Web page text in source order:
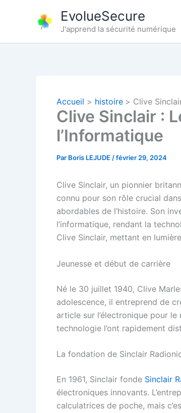
EvolueSecure
J'apprend la sécurité numérique
Accueil histoire Clive
Clive Sinclair :
l’Informatique
Par Boris LEJUDE /février 29, 2024
Clive Sinclair, un pionnier
connu pour son rôle crucial
abordables de l’histoire. Son
l’informatique, rendant la
Clive Sinclair, mettant en
Jeunesse et début de carrière
Né le 30 juillet 1940, Clive
adolescence, il entreprend de
article sur l’électronique pour
technologie l’ont rapidement
La fondation de Sinclair
En 1961, Sinclair fonde Sinclair
électroniques innovants.
calculatrices de poche, mais